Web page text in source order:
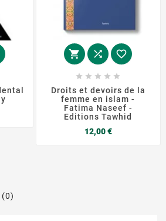
  
    
Droits et devoirs de la
femme en islam -
Fatima Naseef -
Editions Tawhid
12,00 €Prix
(0)